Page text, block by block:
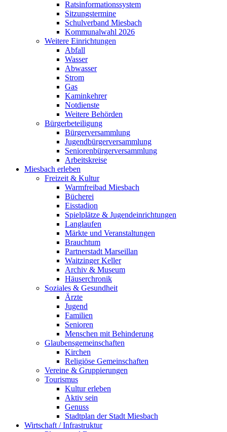
Ratsinformationssystem
Sitzungstermine
Schulverband Miesbach
Kommunalwahl 2026
Weitere Einrichtungen
Abfall
Wasser
Abwasser
Strom
Gas
Kaminkehrer
Notdienste
Weitere Behörden
Bürgerbeteiligung
Bürgerversammlung
Jugendbürgerversammlung
Seniorenbürgerversammlung
Arbeitskreise
Miesbach erleben
Freizeit & Kultur
Warmfreibad Miesbach
Bücherei
Eisstadion
Spielplätze & Jugendeinrichtungen
Langlaufen
Märkte und Veranstaltungen
Brauchtum
Partnerstadt Marseillan
Waitzinger Keller
Archiv & Museum
Häuserchronik
Soziales & Gesundheit
Ärzte
Jugend
Familien
Senioren
Menschen mit Behinderung
Glaubensgemeinschaften
Kirchen
Religiöse Gemeinschaften
Vereine & Gruppierungen
Tourismus
Kultur erleben
Aktiv sein
Genuss
Stadtplan der Stadt Miesbach
Wirtschaft / Infrastruktur